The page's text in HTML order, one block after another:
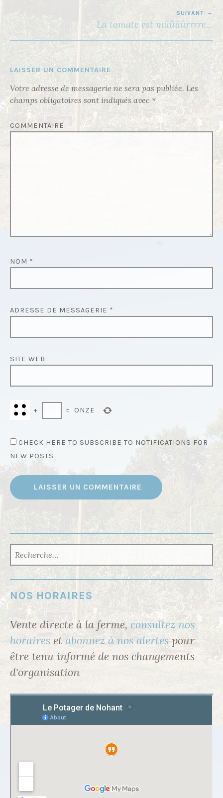
G
T
O
N
D
L
SUIVANT
La tomate est mûûûûrrrre…
LAISSER UN COMMENTAIRE
Votre adresse de messagerie ne sera pas publiée. Les
champs obligatoires sont indiqués avec *
COMMENTAIRE
NOM *
ADRESSE DE MESSAGERIE *
SITE WEB
+ = ONZE
CHECK HERE TO SUBSCRIBE TO NOTIFICATIONS FOR
NEW POSTS
NOS HORAIRES
Vente directe à la ferme,consultez nos
horaires et abonnez à nos alertespour
être tenu informé de nos changements
d'organisation